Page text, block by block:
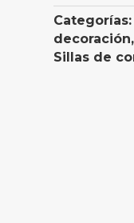
Categorías:
decoración,
Sillas de